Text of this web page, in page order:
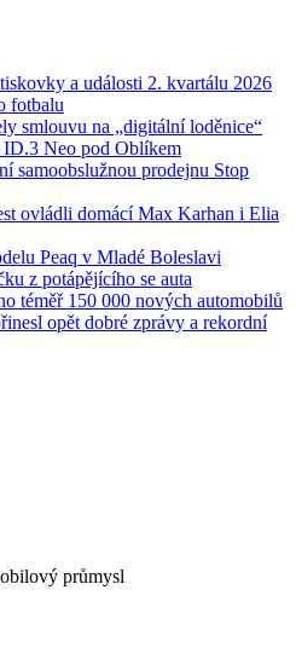
a události 2. kvartálu 2026
fotbalu
smlouvu na „digitální loděnice“
Neo pod Oblíkem
samoobslužnou prodejnu Stop
ovládli domácí Max Karhan i Elia
Peaq v Mladé Boleslavi
z potápějícího se auta
téměř 150 000 nových automobilů
opět dobré zprávy a rekordní
průmysl